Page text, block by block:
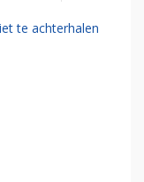
te achterhalen